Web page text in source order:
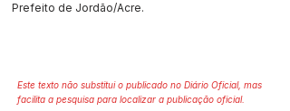
Prefeito de Jordão/Acre.
Este texto não substitui o publicado no Diário Oficial, mas
facilita a pesquisa para localizar a publicação oficial.